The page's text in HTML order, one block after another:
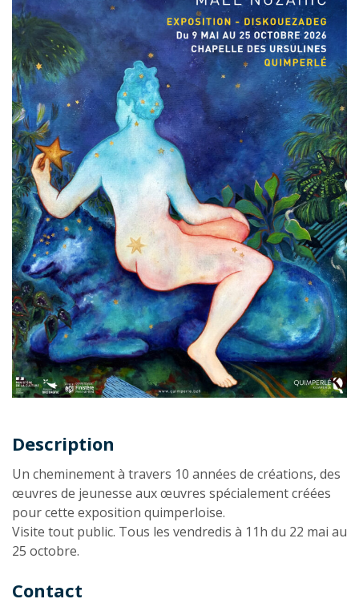
Description
Description
Un cheminement à travers 10 années de créations, des
œuvres de jeunesse aux œuvres spécialement créées
pour cette exposition quimperloise.
Visite tout public. Tous les vendredis à 11h du 22 mai au
25 octobre.
Contact